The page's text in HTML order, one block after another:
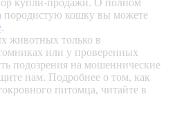
купли-продажи. О полном
породистую кошку вы можете
.
животных только в
или у проверенных
подозрения на мошеннические
нам. Подробнее о том, как
питомца, читайте в